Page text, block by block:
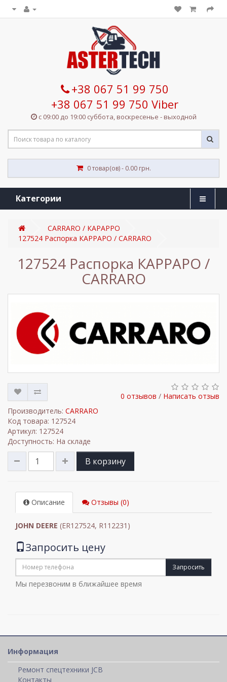
+38 067 51 99 750
+38 067 51 99 750 Viber
с 09:00 до 19:00 суббота, воскресенье - выходной
0 товар(ов) - 0.00 грн.
Категории
CARRARO / КАРАРРО
127524 Распорка КАРРАРО / CARRARO
127524 Распорка КАРРАРО /
CARRARO
0 отзывов / Написать отзыв
Производитель: CARRARO
Код товара: 127524
Артикул: 127524
Доступность: На складе
В корзину
Описание Отзывы (0)
JOHN DEERE (ER127524, R112231)
Запросить цену
Запросить
Мы перезвоним в ближайшее время
Информация
Ремонт спецтехники JCB
Контакты